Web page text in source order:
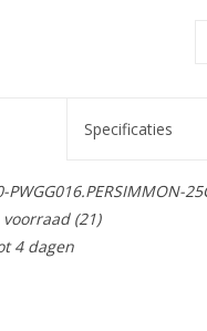
Specificaties
PWGG016.PERSIMMON-
voorraad(21)
4 dagen